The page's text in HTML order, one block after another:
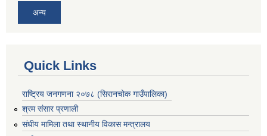
अन्य
Quick Links
राष्ट्रिय जनगणना २०७८ (सिरानचोक गाउँपालिका)
श्रम संसार प्रणाली
संघीय मामिला तथा स्थानीय विकास मन्त्रालय